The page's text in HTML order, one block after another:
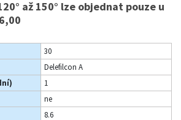
až 150° lze objednat pouze u
30
Delefilcon A
1
ne
8.6